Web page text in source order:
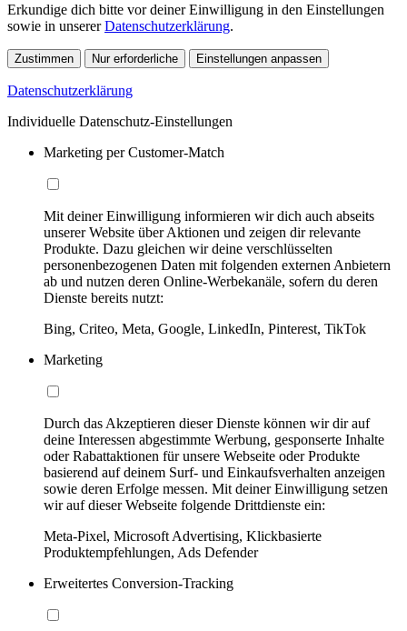
Erkundige dich bitte vor deiner Einwilligung in den Einstellungen
sowie in unsererDatenschutzerklärung.
Zustimmen Nur erforderliche Einstellungen anpassen
Datenschutzerklärung
Individuelle Datenschutz-Einstellungen
Marketing per Customer-Match
Mit deiner Einwilligung informieren wir dich auch abseits
unserer Website über Aktionen und zeigen dir relevante
Produkte. Dazu gleichen wir deine verschlüsselten
personenbezogenen Daten mit folgenden externen Anbietern
ab und nutzen deren Online-Werbekanäle, sofern du deren
Dienste bereits nutzt:
Bing, Criteo, Meta, Google, LinkedIn, Pinterest, TikTok
Marketing
Durch das Akzeptieren dieser Dienste können wir dir auf
deine Interessen abgestimmte Werbung, gesponserte Inhalte
oder Rabattaktionen für unsere Webseite oder Produkte
basierend auf deinem Surf- und Einkaufsverhalten anzeigen
sowie deren Erfolge messen. Mit deiner Einwilligung setzen
wir auf dieser Webseite folgende Drittdienste ein:
Meta-Pixel, Microsoft Advertising, Klickbasierte
Produktempfehlungen, Ads Defender
Erweitertes Conversion-Tracking